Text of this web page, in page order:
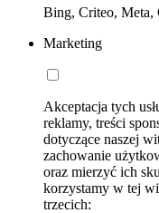
Bing, Criteo, Meta,
Marketing
Akceptacja tych
reklamy, treści
dotyczące naszej
zachowanie
oraz mierzyć ich
korzystamy w tej
trzecich: